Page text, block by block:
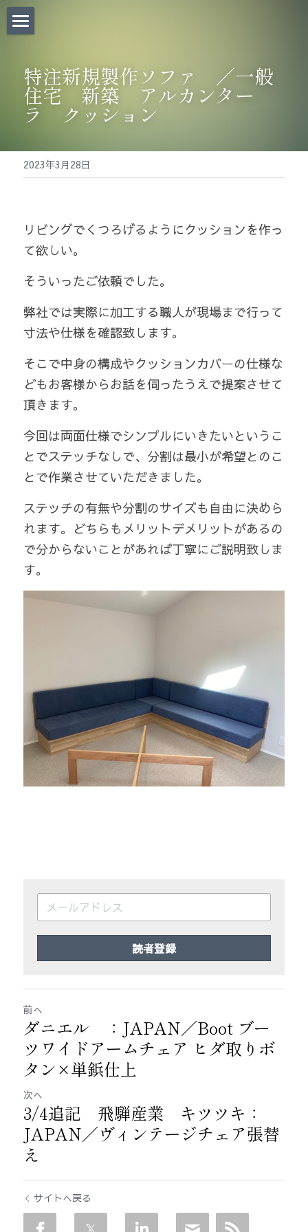
お問い合わせ｜
CHAIR BANKについて｜
椅子張り職人BLOG｜
Before/After｜
法人のお客様 |
会社概要/求人募集｜
検索
特注新規製作ソファ　／一般
住宅　新築　アルカンター
ラ　クッション
2023年3月28日
リビングでくつろげるようにクッションを作っ
て欲しい。
そういったご依頼でした。
弊社では実際に加工する職人が現場まで行って
寸法や仕様を確認致します。
そこで中身の構成やクッションカバーの仕様な
ども お客様からお話を伺ったうえで提案させて
頂きます。
今回は両面仕様でシンプルにいきたいというこ
とでステッチなしで、分割は最小が希望とのこ
とで作業させていただきました。
ステッチの有無や分割のサイズも自由に決めら
れます。どちらもメリットデメリットがあるの
で分からないことがあれば丁寧にご説明致しま
す。
読者登録
前へ
ダニエル ：JAPAN／Boot ブー
ツワイドアームチェア ヒダ取りボ
タン×単鋲仕上
次へ
3/4追記 飛騨産業 キツツキ：
JAPAN／ヴィンテージチェア張替
え
サイトへ戻る